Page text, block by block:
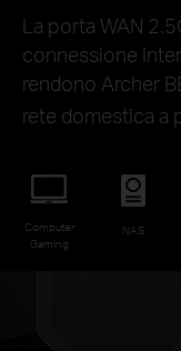
La porta WAN
connessione
rendono Archer
rete domestica a
Computer
Gaming
NAS